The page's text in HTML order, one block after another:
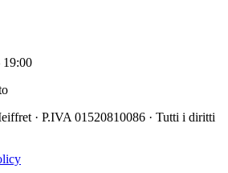
· P.IVA 01520810086 · Tutti i diritti